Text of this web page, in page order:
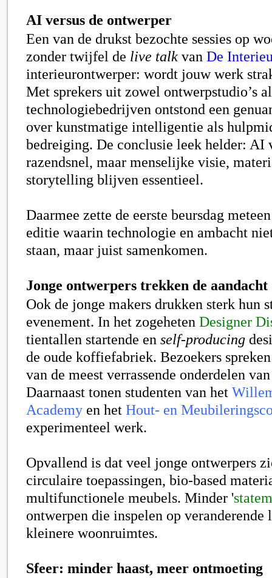
AI versus de ontwerper
Een van de drukst bezochte sessies op
zonder twijfel de live talk van De
interieurontwerper: wordt jouw werk
Met sprekers uit zowel ontwerpstudio’s
technologiebedrijven ontstond een
over kunstmatige intelligentie als
bedreiging. De conclusie leek helder: AI
razendsnel, maar menselijke visie,
storytelling blijven essentieel.
Daarmee zette de eerste beursdag
editie waarin technologie en ambacht
staan, maar juist samenkomen.
Jonge ontwerpers trekken de aandacht
Ook de jonge makers drukken sterk hun
evenement. In het zogeheten Designer
tientallen startende en self-producing
de oude koffiefabriek. Bezoekers
van de meest verrassende onderdelen
Daarnaast tonen studenten van het
Academy en het Hout- en
experimenteel werk.
Opvallend is dat veel jonge ontwerpers
circulaire toepassingen, bio-based
multifunctionele meubels. Minder '
ontwerpen die inspelen op veranderende
kleinere woonruimtes.
Sfeer: minder haast, meer ontmoeting